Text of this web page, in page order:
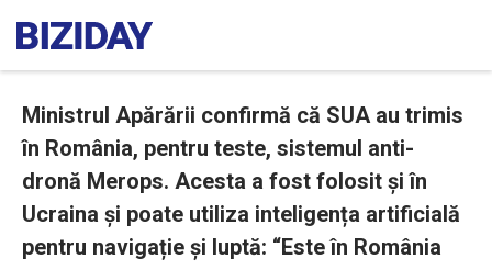
Ministrul Apărării confirmă că SUA au trimis
în România, pentru teste, sistemul anti-
dronă Merops. Acesta a fost folosit și în
Ucraina și poate utiliza inteligența artificială
pentru navigație și luptă: “Este în România